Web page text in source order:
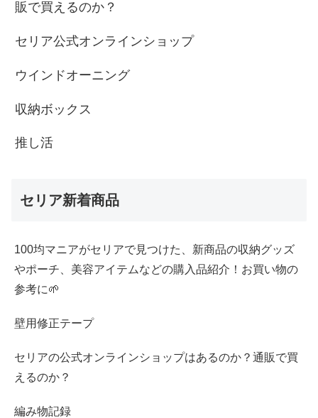
販で買えるのか？
セリア公式オンラインショップ
ウインドオーニング
収納ボックス
推し活
セリア新着商品
100均マニアがセリアで見つけた、新商品の収納グッズ
やポーチ、美容アイテムなどの購入品紹介！お買い物の
参考に🌱
壁用修正テープ
セリアの公式オンラインショップはあるのか？通販で買
えるのか？
編み物記録